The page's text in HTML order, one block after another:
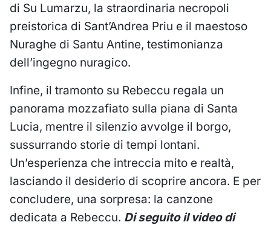
di Su Lumarzu, la straordinaria necropoli
preistorica di Sant’Andrea Priu e il maestoso
Nuraghe di Santu Antine, testimonianza
dell’ingegno nuragico.
Infine, il tramonto su Rebeccu regala un
panorama mozzafiato sulla piana di Santa
Lucia, mentre il silenzio avvolge il borgo,
sussurrando storie di tempi lontani.
Un’esperienza che intreccia mito e realtà,
lasciando il desiderio di scoprire ancora. E per
concludere, una sorpresa: la canzone
dedicata a Rebeccu. Di seguito il video di